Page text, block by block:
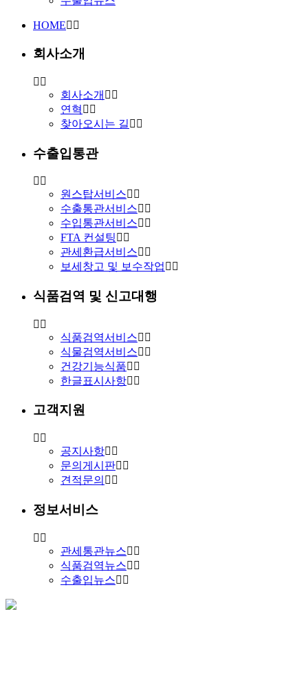
HOME
회사소개
회사소개
연혁
찾아오시는 길
수출입통관
원스탑서비스
수출통관서비스
수입통관서비스
FTA 컨설팅
관세환급서비스
보세창고 및 보수작업
식품검역 및 신고대행
식품검역서비스
식물검역서비스
건강기능식품
한글표시사항
고객지원
공지사항
문의게시판
견적문의
정보서비스
관세통관뉴스
식품검역뉴스
수출입뉴스